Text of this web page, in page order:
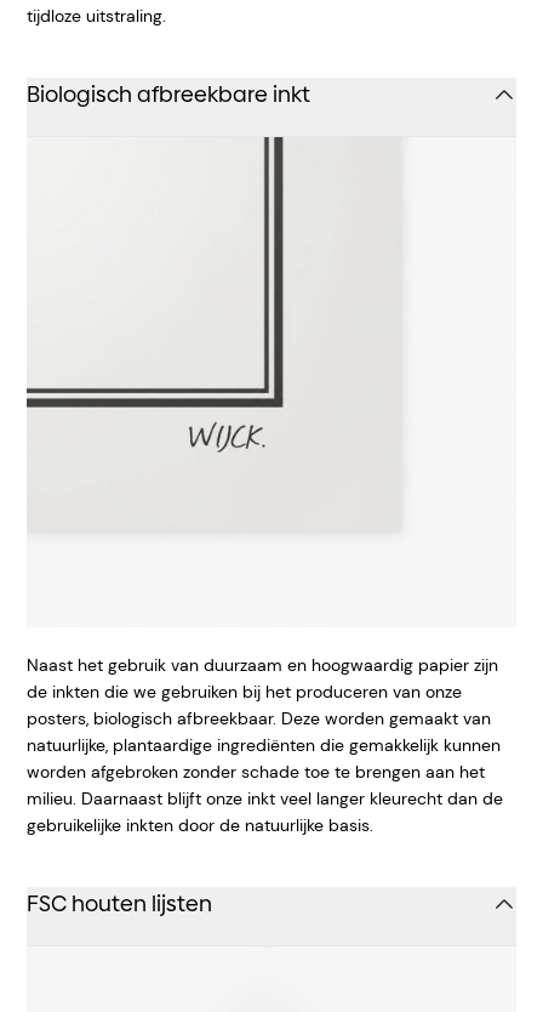
tijdloze uitstraling.
Biologisch afbreekbare inkt
Naast het gebruik van duurzaam en hoogwaardig papier zijn
de inkten die we gebruiken bij het produceren van onze
posters, biologisch afbreekbaar. Deze worden gemaakt van
natuurlijke, plantaardige ingrediënten die gemakkelijk kunnen
worden afgebroken zonder schade toe te brengen aan het
milieu. Daarnaast blijft onze inkt veel langer kleurecht dan de
gebruikelijke inkten door de natuurlijke basis.
FSC houten lijsten